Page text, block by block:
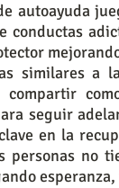
autoayuda
conductas
similares a
seguir
en la
personas no